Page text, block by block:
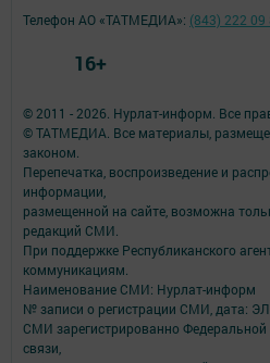
© 2011 - 2026. Нурлат-⁠информ. Все
© ТАТМЕДИА. Все материалы,
законом.
Перепечатка, воспроизведение и
информации,
размещенной на сайте, возможна
редакций СМИ.
При поддержке Республиканского
коммуникациям.
Наименование СМИ: Нурлат-⁠информ
№ записи о регистрации СМИ, дата:
СМИ зарегистрированно
связи,
Телефон АО «ТАТМЕДИА»: (843) 222 09
16+